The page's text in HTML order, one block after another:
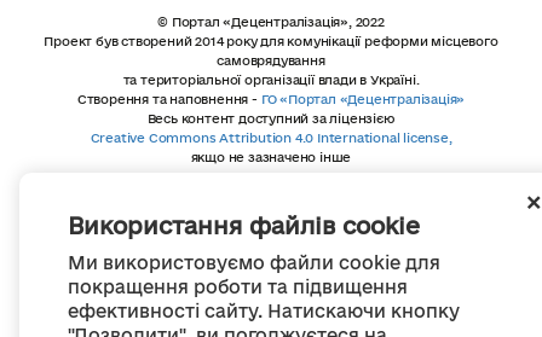
Використання файлів cookie
Ми використовуємо файли cookie для
покращення роботи та підвищення
ефективності сайту. Натискаючи кнопку
© Портал «Децентралізація», 2022
Проект був створений 2014 року для комунікації реформи місцевого
самоврядування
та територіальної організації влади в Україні.
Створення та наповнення - ГО «Портал «Децентралізація»
Весь контент доступний за ліцензією
Creative Commons Attribution 4.0 International license,
якщо не зазначено інше